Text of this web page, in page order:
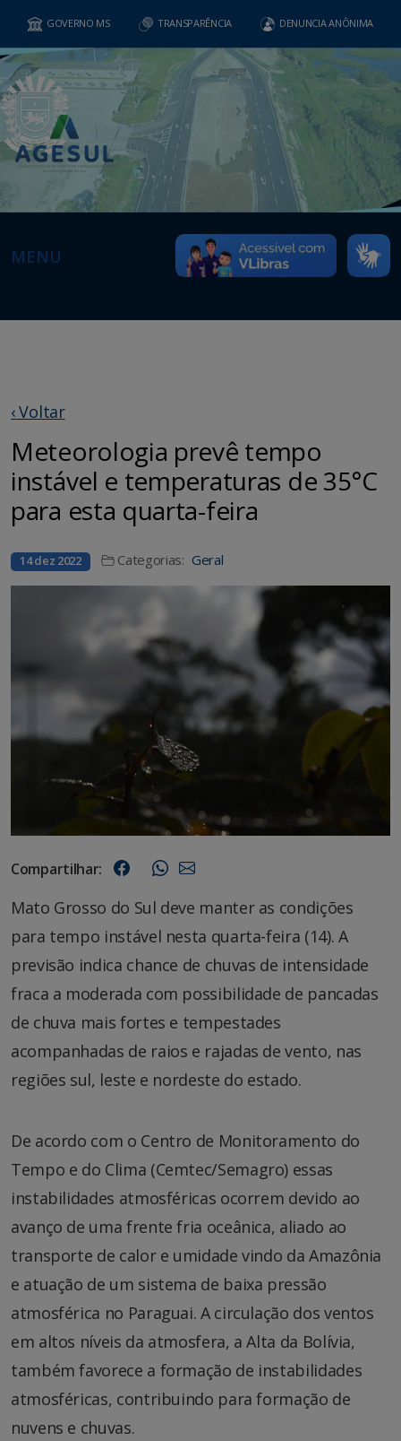
GOVERNO MS TRANSPARÊNCIA DENUNCIA ANÔNIMA
MENU
‹ Voltar
Meteorologia prevê tempo
instável e temperaturas de 35°C
para esta quarta-feira
14 dez 2022 Categorias: Geral
Compartilhar:
Mato Grosso do Sul deve manter as condições
para tempo instável nesta quarta-feira (14). A
previsão indica chance de chuvas de intensidade
fraca a moderada com possibilidade de pancadas
de chuva mais fortes e tempestades
acompanhadas de raios e rajadas de vento, nas
regiões sul, leste e nordeste do estado.
De acordo com o Centro de Monitoramento do
Tempo e do Clima (Cemtec/Semagro) essas
instabilidades atmosféricas ocorrem devido ao
avanço de uma frente fria oceânica, aliado ao
transporte de calor e umidade vindo da Amazônia
e atuação de um sistema de baixa pressão
atmosférica no Paraguai. A circulação dos ventos
em altos níveis da atmosfera, a Alta da Bolívia,
também favorece a formação de instabilidades
atmosféricas, contribuindo para formação de
nuvens e chuvas.